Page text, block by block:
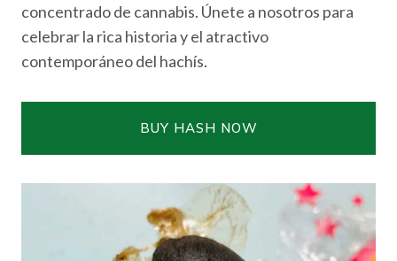
concentrado de cannabis. Únete a nosotros para
celebrar la rica historia y el atractivo
contemporáneo del hachís.
BUY HASH NOW